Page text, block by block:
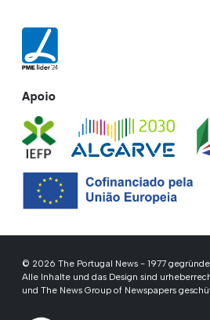
Apoio
© 2026 The Portugal News - 1977
Alle Inhalte und das Design sind
und The News Group of Newspapers